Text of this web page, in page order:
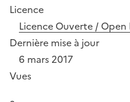
Licence
Licence Ouverte / Open
Dernière mise à jour
6 mars 2017
Vues